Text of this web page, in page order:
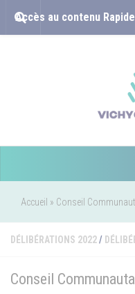
Accès au contenu Rapide
Accueil » Conseil
DÉLIBÉRATIONS 2022/
Conseil